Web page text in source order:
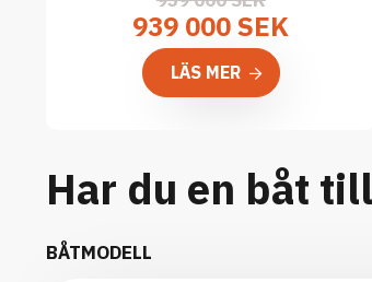
939 000 SEK
LÄS MER
Har du en båt
BÅTMODELL